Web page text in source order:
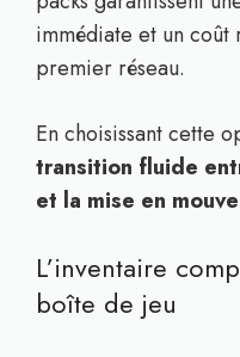
immédiate et un
premier réseau.
En choisissant cette
transition fluide
et la mise en
L’inventaire
boîte de jeu